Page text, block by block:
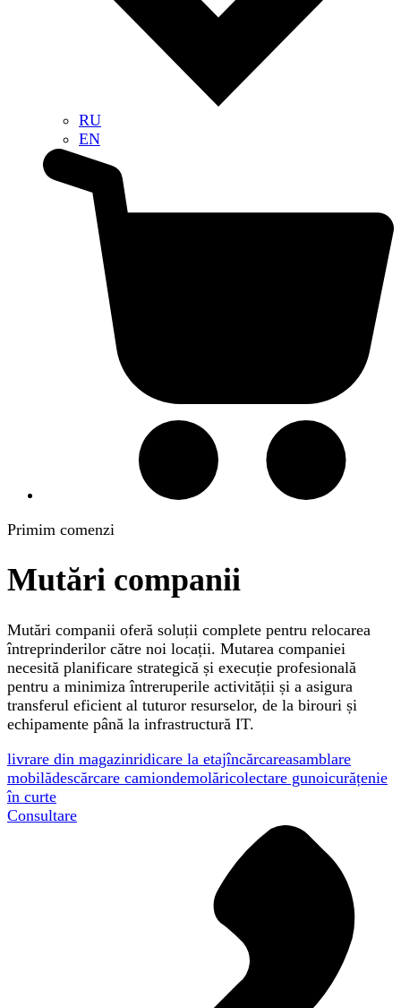
RU
EN
Primim comenzi
Mutări companii
Mutări companii oferă soluții complete pentru relocarea
întreprinderilor către noi locații. Mutarea companiei
necesită planificare strategică și execuție profesională
pentru a minimiza întreruperile activității și a asigura
transferul eficient al tuturor resurselor, de la birouri și
echipamente până la infrastructură IT.
livrare din magazinridicare la etajîncărcareasamblare
mobilădescărcare camiondemolăricolectare gunoicurățenie
în curte
Consultare